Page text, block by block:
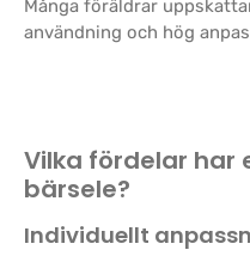
Många föräldrar
användning och hög
Vilka fördelar har
bärsele?
Individuellt